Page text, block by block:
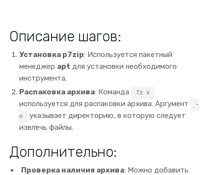
Описание шагов:
Установка p7zip: Используется пакетный
менеджер apt для установки необходимого
инструмента.
Распаковка архива: Команда 7z x
используется для распаковки архива. Аргумент
-
o
указывает директорию, в которую следует
извлечь файлы.
Дополнительно:
Проверка наличия архива: Можно добавить